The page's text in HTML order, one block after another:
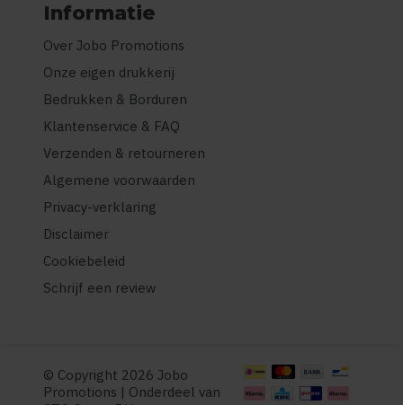
Informatie
Over Jobo Promotions
Onze eigen drukkerij
Bedrukken & Borduren
Klantenservice & FAQ
Verzenden & retourneren
Algemene voorwaarden
Privacy-verklaring
Disclaimer
Cookiebeleid
Schrijf een review
© Copyright 2026 Jobo
Promotions | Onderdeel van